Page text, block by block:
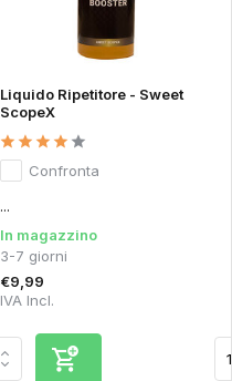
Liquido Ripetitore - Sweet
ScopeX
Confronta
...
In magazzino
3-7 giorni
€9,99
IVA Incl.